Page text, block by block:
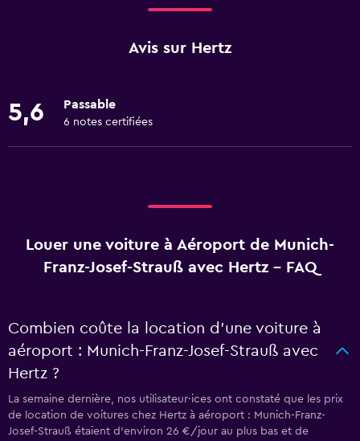
Avis sur Hertz
5,6 Passable
6 notes certifiées
Louer une voiture à Aéroport de Munich-
Franz-Josef-Strauß avec Hertz - FAQ
Combien coûte la location d’une voiture à
aéroport : Munich-Franz-Josef-Strauß avec
Hertz ?
La semaine dernière, nos utilisateur·ices ont constaté que les prix
de location de voitures chez Hertz à aéroport : Munich-Franz-
Josef-Strauß étaient d’environ 26 €/jour au plus bas et de